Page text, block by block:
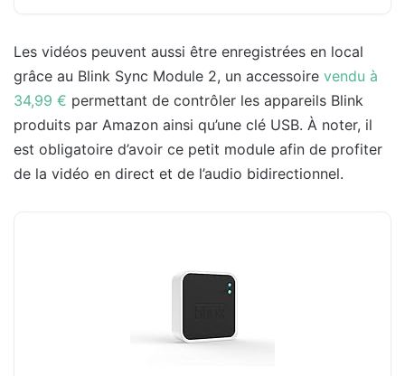
Les vidéos peuvent aussi être enregistrées en local
grâce au Blink Sync Module 2, un accessoire vendu à
34,99 € permettant de contrôler les appareils Blink
produits par Amazon ainsi qu’une clé USB. À noter, il
est obligatoire d’avoir ce petit module afin de profiter
de la vidéo en direct et de l’audio bidirectionnel.